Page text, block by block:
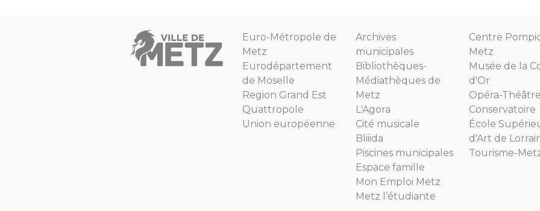
Euro-Métropole de
Metz
Eurodépartement
de Moselle
Region Grand Est
Quattropole
Union européenne
Archives
municipales
Bibliothèques-
Médiathèques de
Metz
L'Agora
Cité musicale
Bliiida
Piscines municipales
Espace famille
Mon Emploi Metz
Metz l’étudiante
Centre
Metz
Musée de la
d'Or
Opéra-Théâtre
Conservatoire
École
d'Art de
Tourisme-